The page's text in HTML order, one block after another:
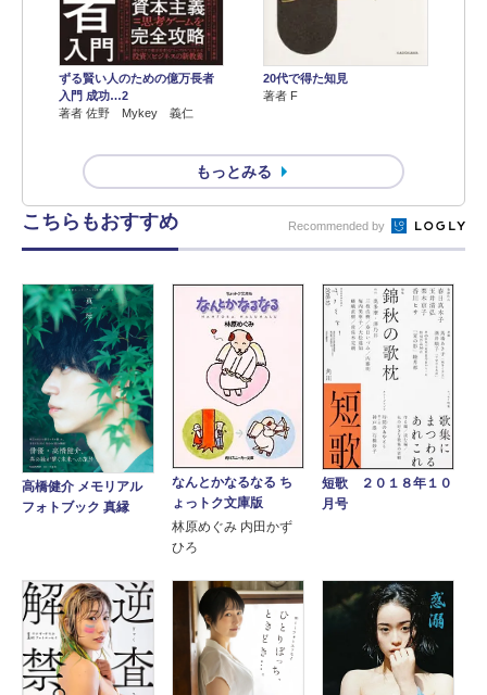
ずる賢い人のための億万長者
入門 成功…2
著者 佐野 Mykey 義仁
20代で得た知見
著者 F
もっとみる
こちらもおすすめ Recommended by
高橋健介 メモリアル
フォトブック 真縁
なんとかなるなる ち
ょっトク文庫版
林原めぐみ 内田かず
ひろ
短歌 ２０１８年１０
月号